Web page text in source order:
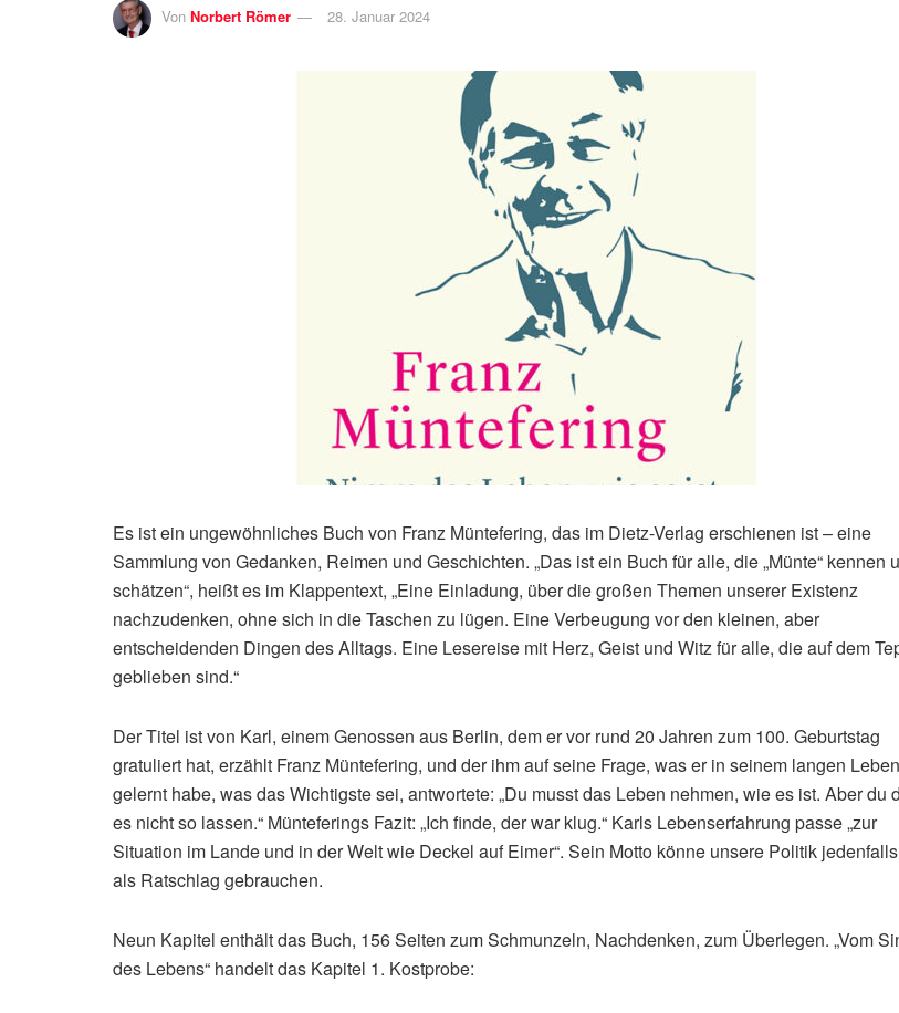
Von Norbert Römer 28. Januar 2024
Es ist ein ungewöhnliches Buch von Franz Müntefering, das im Dietz-Verlag erschienen ist – eine
Sammlung von Gedanken, Reimen und Geschichten. „Das ist ein Buch für alle, die „Münte“ kennen
schätzen“, heißt es im Klappentext, „Eine Einladung, über die großen Themen unserer Existenz
nachzudenken, ohne sich in die Taschen zu lügen. Eine Verbeugung vor den kleinen, aber
entscheidenden Dingen des Alltags. Eine Lesereise mit Herz, Geist und Witz für alle, die auf dem
geblieben sind.“
Der Titel ist von Karl, einem Genossen aus Berlin, dem er vor rund 20 Jahren zum 100. Geburtstag
gratuliert hat, erzählt Franz Müntefering, und der ihm auf seine Frage, was er in seinem langen Leben
gelernt habe, was das Wichtigste sei, antwortete: „Du musst das Leben nehmen, wie es ist. Aber du
es nicht so lassen.“ Münteferings Fazit: „Ich finde, der war klug.“ Karls Lebenserfahrung passe „zur
Situation im Lande und in der Welt wie Deckel auf Eimer“. Sein Motto könne unsere Politik
als Ratschlag gebrauchen.
Neun Kapitel enthält das Buch, 156 Seiten zum Schmunzeln, Nachdenken, zum Überlegen. „Vom
des Lebens“ handelt das Kapitel 1. Kostprobe: